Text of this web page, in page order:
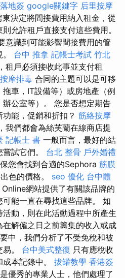
地簽 google關鍵字 后里按摩
東決定將間接費用納入租金，從
允許租戶直接支付這些費用。
意識到可能影響間接費用的管
台中 推拿 記帳士考試 竹北
租戶必須接收此事並支付租
摩排毒 合同的主題可以是可移
車，IT設備等）或房地產（例
公室等）。 您是否想定期告
能，促銷和折扣？ 筋絡按摩
我們都會為絲芙蘭在線商店提
記帳士 書 一般而言，最好的結
試它們。 台北 整骨 戶外婚禮
您會找到合適的Sephora 筋膜
色的價格。 seo 優化 台中體
Online網站提供了有關該品牌的
能一直在尋找這些品牌。 如
動，則在此活動過程中所產生
解僱之日之前籌集的收入或成
中，我們分析了不受免稅和被
。 台中美式整復 只有應稅收
本記錄中。 拔罐教學 香港簽
優秀的專業人士，他們處理了